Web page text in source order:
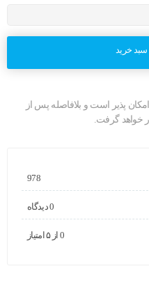
سبد خرید
پذیر است و بلافاصله پس از
خواهد گرفت.
978
0 دیدگاه
0 از ۵ امتیاز